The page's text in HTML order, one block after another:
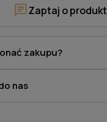
chatZaptaj o produkt
zakupu?
nas